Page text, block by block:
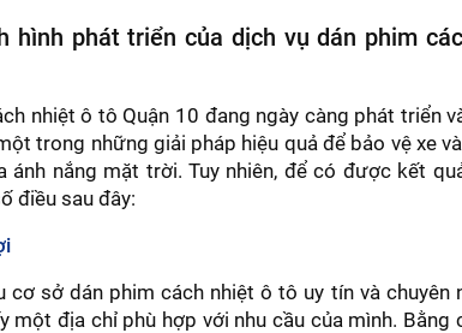
hình phát triển của dịch vụ dán phim
nhiệt ô tô Quận 10 đang ngày càng phát triển
trong những giải pháp hiệu quả để bảo vệ xe
ánh nắng mặt trời. Tuy nhiên, để có được kết
điều sau đây:
cơ sở dán phim cách nhiệt ô tô uy tín và chuyên
một địa chỉ phù hợp với nhu cầu của mình. Bằng